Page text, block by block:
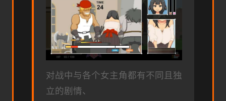
对战中与各个女主角都有不同且独
立的剧情、